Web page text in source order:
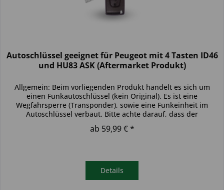
Autoschlüssel geeignet für Peugeot mit 4 Tasten ID46
und HU83 ASK (Aftermarket Produkt)
Allgemein: Beim vorliegenden Produkt handelt es sich um
einen Funkautoschlüssel (kein Original). Es ist eine
Wegfahrsperre (Transponder), sowie eine Funkeinheit im
Autoschlüssel verbaut. Bitte achte darauf, dass der
ab 59,99 € *
Details